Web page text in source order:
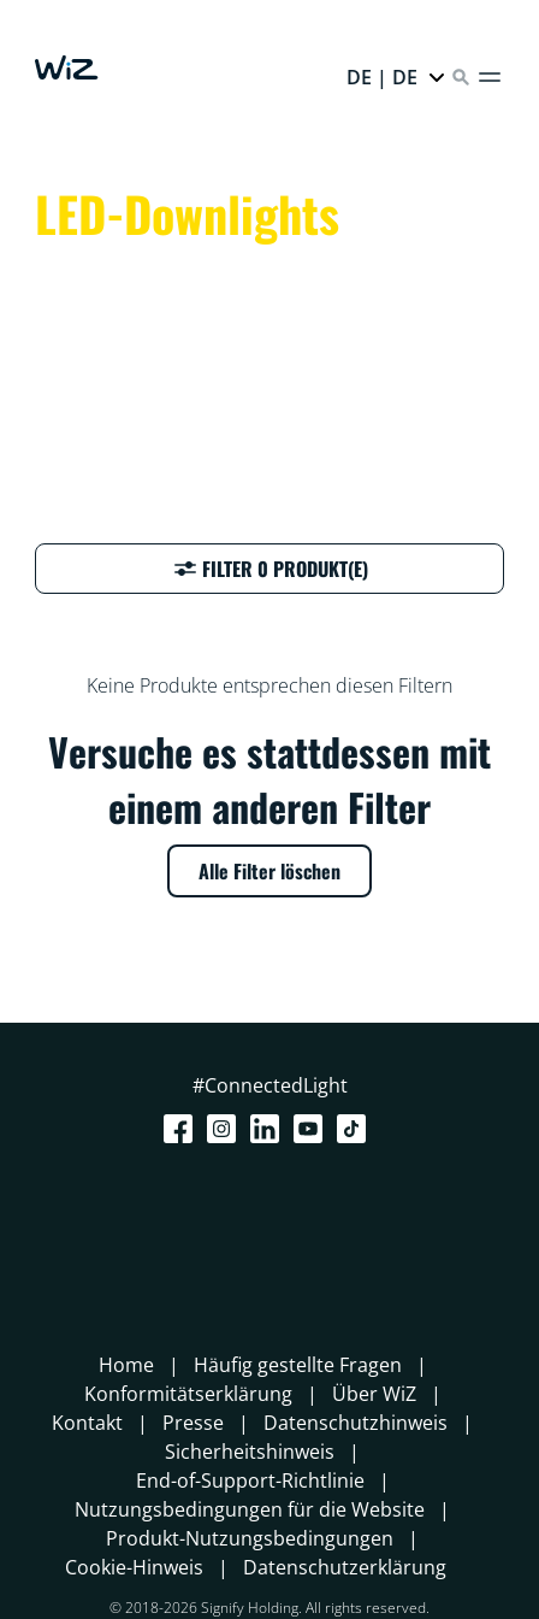
DE | DE
LED-Downlights
FILTER 0 PRODUKT(E)
Keine Produkte entsprechen diesen Filtern
Versuche es stattdessen mit
einem anderen Filter
Alle Filter löschen
#ConnectedLight
Home
Häufig gestellte Fragen
Konformitätserklärung
Über WiZ
Kontakt
Presse
Datenschutzhinweis
Sicherheitshinweis
End-of-Support-Richtlinie
Nutzungsbedingungen für die Website
Produkt-Nutzungsbedingungen
Cookie-Hinweis
Datenschutzerklärung
© 2018-2026 Signify Holding. All rights reserved.